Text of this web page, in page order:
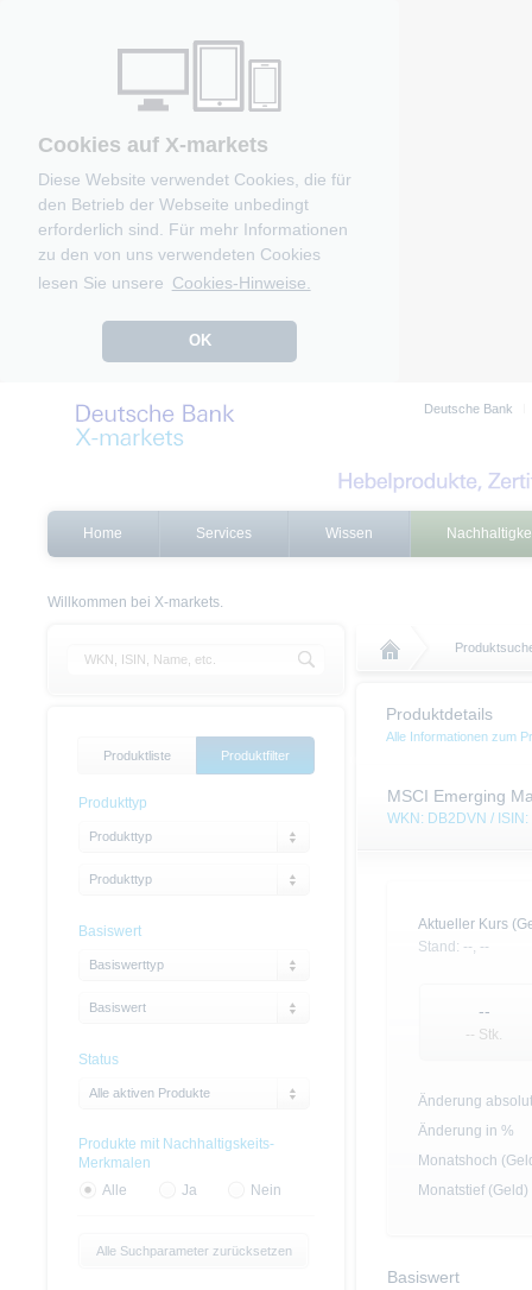
Cookies auf X-markets
Diese Website verwendet Cookies, die für
den Betrieb der Webseite unbedingt
erforderlich sind. Für mehr Informationen
zu den von uns verwendeten Cookies
lesen Sie unsere Cookies-Hinweise.
OK
Deutsche Bank
Home Services Wissen
Willkommen bei X-markets.
Produktdetails
Alle Informationen zum
MSCI Emerging
WKN: DB2DVN /
Aktueller Kurs
Stand: --, --
--
-- Stk.
Änderung absolut
Änderung in %
Monatshoch
Monatstief (Geld)
Basiswert
Produktliste Produktfilter
Produkttyp
Produkttyp
Produkttyp
Basiswert
Basiswerttyp
Basiswert
Status
Alle aktiven Produkte
Produkte mit Nachhaltigskeits-
Merkmalen
Alle
Ja Nein
Alle Suchparameter zurücksetzen